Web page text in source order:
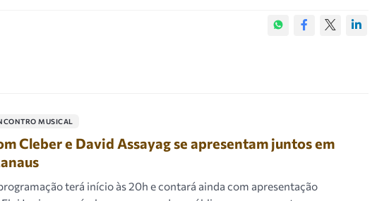
MUSICAL
Cleber e David Assayag se apresentam juntos em
terá início às 20h e contará ainda com apresentação